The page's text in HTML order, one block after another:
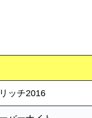
ッチ2016